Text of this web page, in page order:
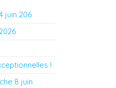
juin 206
!
8 juin